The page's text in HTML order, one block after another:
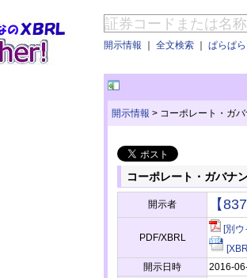
開示情報 ｜ 全文検索 ｜ ぱらぱ
開示情報 > コーポレート・ガ
コーポレート・ガバナ
開示者 【
PDF/XBRL
[別ウ
開示日時
2016-